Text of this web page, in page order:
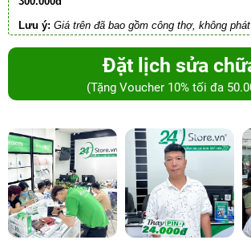
Lưu ý: Giá trên đã bao gồm công thợ, không
Đặt lịch sửa
(Tặng Voucher 10% tối đa